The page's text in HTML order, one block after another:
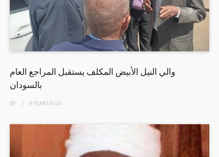
والي النيل الأبيض المكلف يستقبل المراجع العام
بالسودان
BY 4 YEARSAGO